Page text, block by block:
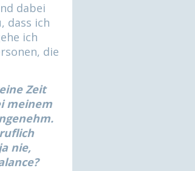
dabei
dass ich
ich
die
Zeit
meinem
nie,